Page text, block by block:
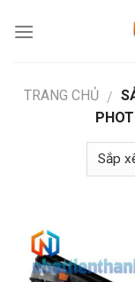
TRANG CHỦ /